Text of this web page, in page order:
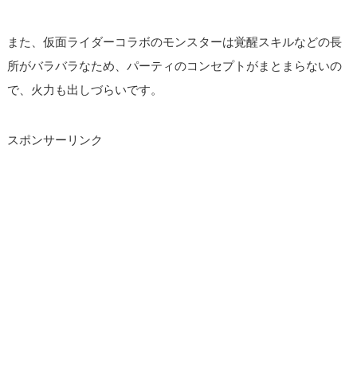
また、仮面ライダーコラボのモンスターは覚醒スキルなどの長
所がバラバラなため、パーティのコンセプトがまとまらないの
で、火力も出しづらいです。
スポンサーリンク